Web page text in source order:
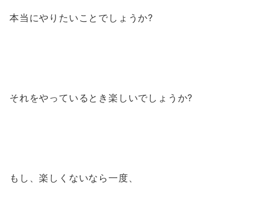
本当にやりたいことでしょうか?
それをやっているとき楽しいでしょうか?
もし、楽しくないなら一度、